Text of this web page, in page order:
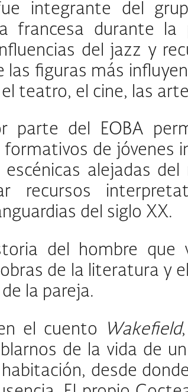
integrante del
francesa durante
del jazz y
figuras más
teatro, el cine, las
parte del EOBA
de jóvenes
alejadas
recursos
del siglo XX.
del hombre
de la literatura y
la pareja.
el cuento Wakefield
de la vida de
desde